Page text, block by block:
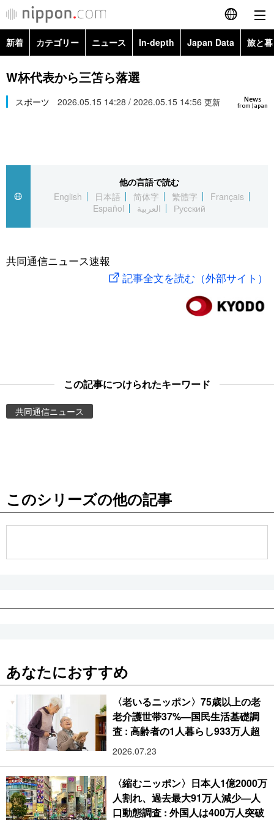
English
繁體字
العربية
社会
旅と暮らし
東京
新着 カテゴリー ニュース In-depth Japan Data 旅と
政治・外交
経済・ビジネス
社会
文化
科学・技術
暮らし
Images
お知らせ
W杯代表から三笘ら落選
News
from Japan
スポーツ 2026.05.15 14:28 / 2026.05.15 14:56 更新
他の言語で読む
English
日本語 简体字 繁體字
Français
Español
العربية Русский
共同通信ニュース速報
記事全文を読む（外部サイト）
この記事につけられたキーワード
共同通信ニュース
このシリーズの他の記事
あなたにおすすめ
〈老いるニッポン〉75歳以上の老
老介護世帯37%―国民生活基礎調
査 : 高齢者の1人暮らし933万人超
2026.07.23
〈縮むニッポン〉日本人1億2000万
人割れ、過去最大91万人減少―人
口動態調査 : 外国人は400万人突破